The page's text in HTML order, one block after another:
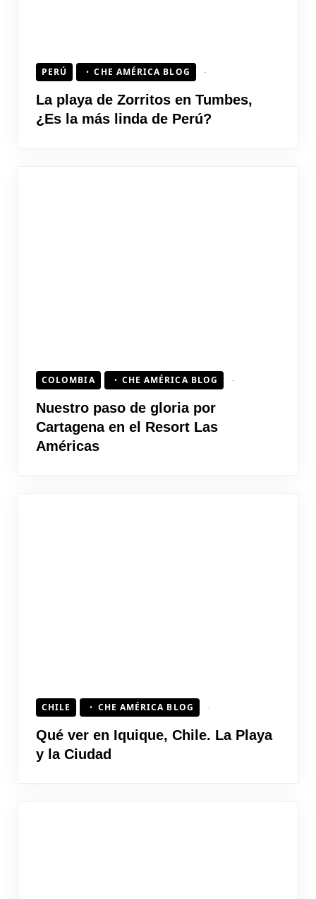
PERÚ CHE AMÉRICA BLOG
La playa de Zorritos en Tumbes,
¿Es la más linda de Perú?
COLOMBIA CHE AMÉRICA BLOG
Nuestro paso de gloria por
Cartagena en el Resort Las
Américas
CHILE CHE AMÉRICA BLOG
Qué ver en Iquique, Chile. La Playa
y la Ciudad